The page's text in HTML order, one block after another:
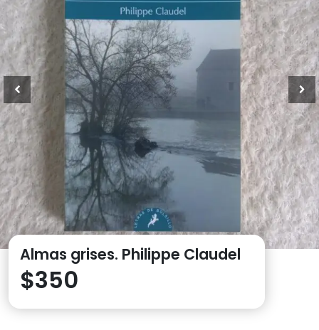
Almas grises. Philippe Claudel
$350